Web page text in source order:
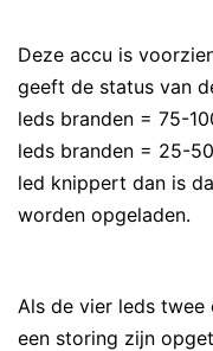
Deze accu is
geeft de status van
leds branden = 75-
leds branden = 25-
led knippert dan is
worden opgeladen.
Als de vier leds twee
een storing zijn